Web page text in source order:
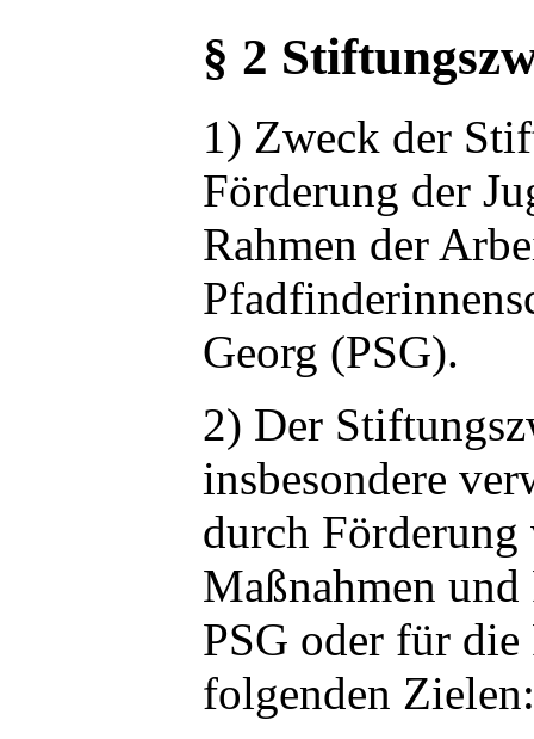
§ 2
1) Zweck der
Förderung der
Rahmen der
Georg (PSG).
2) Der
insbesondere
durch Förderung
Maßnahmen
PSG oder für
folgenden Zielen: